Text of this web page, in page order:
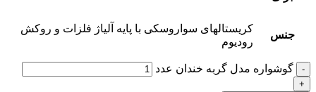
جنس
کریستالهای سواروسکی با پایه آلیاژ فلزات و روکش
رودیوم
گوشواره مدل گربه خندان عدد